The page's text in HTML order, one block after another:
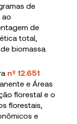
de
ao
de
total,
biomassa.
nº 12.651
e Áreas
florestal e o
florestais,
e